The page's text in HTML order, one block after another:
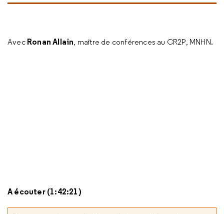
AvecRonan Allain, maître de conférences au CR2P, MNHN.
A écouter (1:42:21)